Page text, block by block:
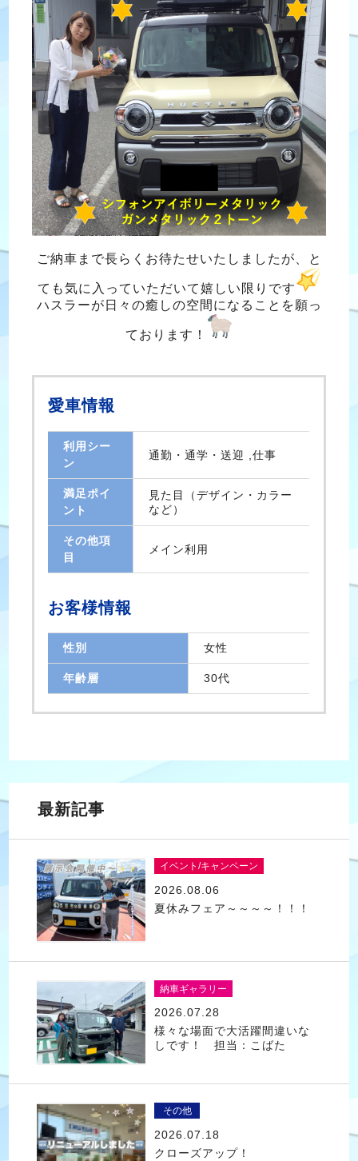
ご納車まで長らくお待たせいたしましたが、と
ても気に入っていただいて嬉しい限りです
ハスラーが日々の癒しの空間になることを願っ
ております！
愛車情報
利用シー
ン
通勤・通学・送迎 ,仕事
満足ポイ
ント
見た目（デザイン・カラー
など）
その他項
目
メイン利用
お客様情報
性別 女性
年齢層 30代
最新記事
イベント/キャンペーン
2026.08.06
夏休みフェア～～～～！！！
納車ギャラリー
2026.07.28
様々な場面で大活躍間違いな
しです！ 担当：こばた
その他
2026.07.18
クローズアップ！